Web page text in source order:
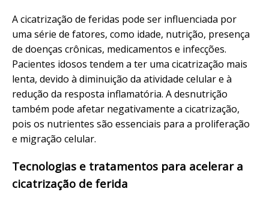
A cicatrização de feridas pode ser influenciada por
uma série de fatores, como idade, nutrição, presença
de doenças crônicas, medicamentos e infecções.
Pacientes idosos tendem a ter uma cicatrização mais
lenta, devido à diminuição da atividade celular e à
redução da resposta inflamatória. A desnutrição
também pode afetar negativamente a cicatrização,
pois os nutrientes são essenciais para a proliferação
e migração celular.
Tecnologias e tratamentos para acelerar a
cicatrização de ferida